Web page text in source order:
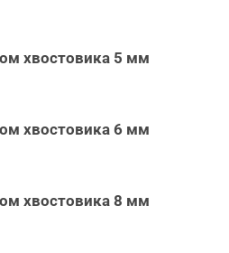
хвостовика 5 мм
хвостовика 6 мм
хвостовика 8 мм